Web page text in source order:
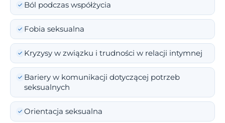
Ból podczas współżycia
Fobia seksualna
Kryzysy w związku i trudności w relacji intymnej
Bariery w komunikacji dotyczącej potrzeb
seksualnych
Orientacja seksualna